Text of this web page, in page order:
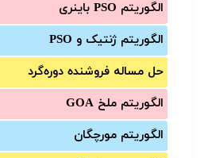
الگوریتم PSO باینری
الگوریتم ژنتیک و PSO
حل مساله فروشنده دوره‌گرد
الگوریتم ملخ GOA
الگوریتم مورچگان